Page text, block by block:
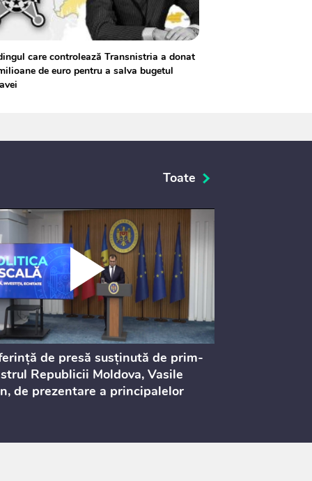
care controlează Transnistria a donat
de euro pentru a salva bugetul
Toate
de presă susținută de prim-
Republicii Moldova, Vasile
de prezentare a principalelor
publice